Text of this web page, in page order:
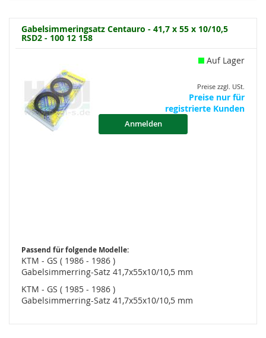
Gabelsimmeringsatz Centauro - 41,7 x 55 x 10/10,5
RSD2 - 100 12 158
Auf Lager
Preise zzgl. USt.
Preise nur für
registrierte Kunden
Anmelden
Passend für folgende Modelle:
KTM - GS ( 1986 - 1986 )
Gabelsimmerring-Satz 41,7x55x10/10,5 mm
KTM - GS ( 1985 - 1986 )
Gabelsimmerring-Satz 41,7x55x10/10,5 mm